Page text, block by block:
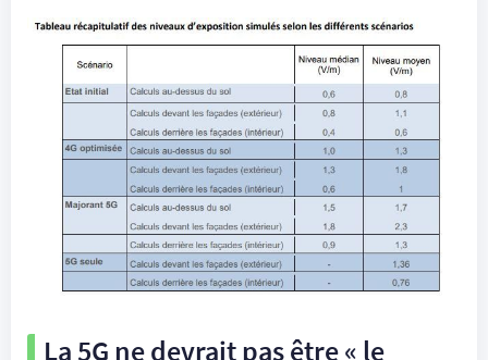
La 5G ne devrait pas être « le